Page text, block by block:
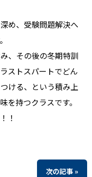
め、受験問題解決へ
、その後の冬期特訓
ストスパートでどん
ける、という積み上
を持つクラスです。
！
次の記事 »